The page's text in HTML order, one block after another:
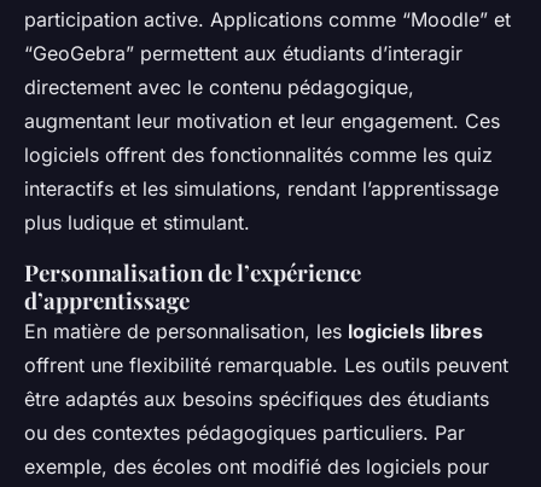
participation active. Applications comme “Moodle” et
“GeoGebra” permettent aux étudiants d’interagir
directement avec le contenu pédagogique,
augmentant leur motivation et leur engagement. Ces
logiciels offrent des fonctionnalités comme les quiz
interactifs et les simulations, rendant l’apprentissage
plus ludique et stimulant.
Personnalisation de l’expérience
d’apprentissage
En matière de personnalisation, les logiciels libres
offrent une flexibilité remarquable. Les outils peuvent
être adaptés aux besoins spécifiques des étudiants
ou des contextes pédagogiques particuliers. Par
exemple, des écoles ont modifié des logiciels pour